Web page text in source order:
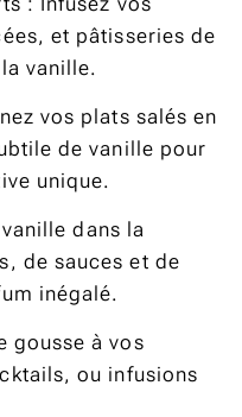
et pâtisseries de
vanille.
vos plats salés en
de vanille pour
unique.
dans la
de sauces et de
inégalé.
gousse à vos
ou infusions